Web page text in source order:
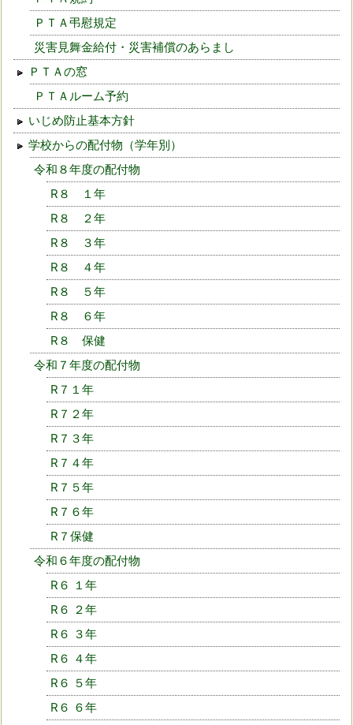
ＰＴＡ弔慰規定
災害見舞金給付・災害補償のあらまし
ＰＴＡの窓
ＰＴＡルーム予約
いじめ防止基本方針
学校からの配付物（学年別）
令和８年度の配付物
R８ １年
R８ ２年
R８ ３年
R８ ４年
R８ ５年
R８ ６年
R８ 保健
令和７年度の配付物
R７１年
R７２年
R７３年
R７４年
R７５年
R７６年
R７保健
令和６年度の配付物
R６ １年
R６ ２年
R６ ３年
R６ ４年
R６ ５年
R６ ６年